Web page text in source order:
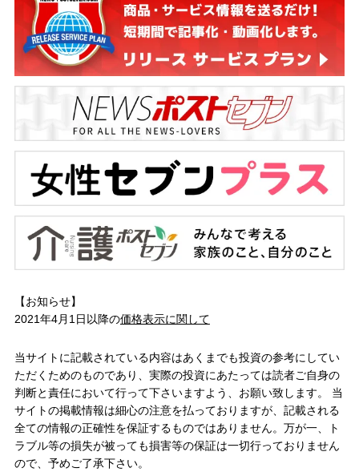
【お知らせ】
2021年4月1日以降の価格表示に関して
当サイトに記載されている内容はあくまでも投資の参考にしてい
ただくためのものであり、実際の投資にあたっては読者ご自身の
判断と責任において行って下さいますよう、お願い致します。 当
サイトの掲載情報は細心の注意を払っておりますが、記載される
全ての情報の正確性を保証するものではありません。万が一、ト
ラブル等の損失が被っても損害等の保証は一切行っておりません
ので、予めご了承下さい。